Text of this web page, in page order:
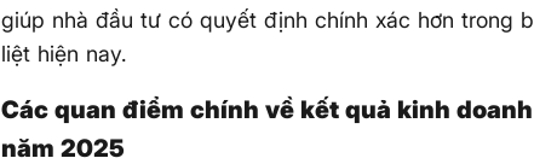
giúp nhà đầu tư có quyết định chính xác hơn trong
liệt hiện nay.
Các quan điểm chính về kết quả kinh
năm 2025